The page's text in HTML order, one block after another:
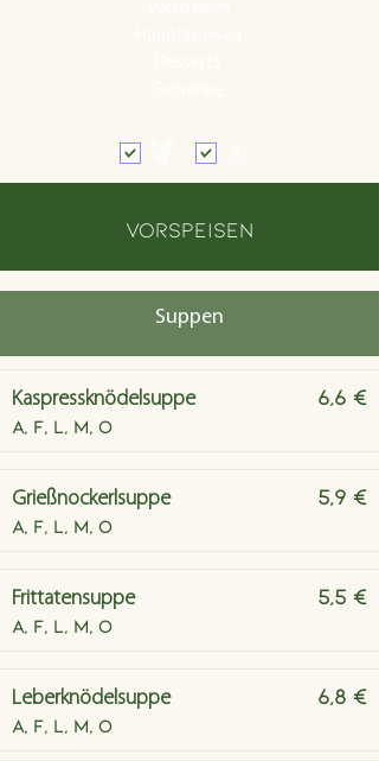
vorspeisen
Suppen
Kaspressknödelsuppe
A, F, L, M, O
6,6 €
Grießnockerlsuppe
A, F, L, M, O
5,9 €
Frittatensuppe
A, F, L, M, O
5,5 €
Leberknödelsuppe
A, F, L, M, O
6,8 €